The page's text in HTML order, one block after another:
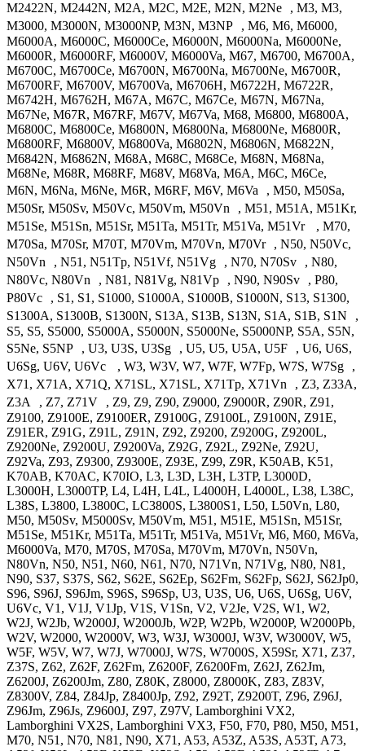
M2422N, M2442N, M2A, M2C, M2E, M2N, M2Ne , M3, M3,
M3000, M3000N, M3000NP, M3N, M3NP , M6, M6, M6000,
M6000A, M6000C, M6000Ce, M6000N, M6000Na, M6000Ne,
M6000R, M6000RF, M6000V, M6000Va, M67, M6700, M6700A,
M6700C, M6700Ce, M6700N, M6700Na, M6700Ne, M6700R,
M6700RF, M6700V, M6700Va, M6706H, M6722H, M6722R,
M6742H, M6762H, M67A, M67C, M67Ce, M67N, M67Na,
M67Ne, M67R, M67RF, M67V, M67Va, M68, M6800, M6800A,
M6800C, M6800Ce, M6800N, M6800Na, M6800Ne, M6800R,
M6800RF, M6800V, M6800Va, M6802N, M6806N, M6822N,
M6842N, M6862N, M68A, M68C, M68Ce, M68N, M68Na,
M68Ne, M68R, M68RF, M68V, M68Va, M6A, M6C, M6Ce,
M6N, M6Na, M6Ne, M6R, M6RF, M6V, M6Va , M50, M50Sa,
M50Sr, M50Sv, M50Vc, M50Vm, M50Vn , M51, M51A, M51Kr,
M51Se, M51Sn, M51Sr, M51Ta, M51Tr, M51Va, M51Vr , M70,
M70Sa, M70Sr, M70T, M70Vm, M70Vn, M70Vr , N50, N50Vc,
N50Vn , N51, N51Tp, N51Vf, N51Vg , N70, N70Sv , N80,
N80Vc, N80Vn , N81, N81Vg, N81Vp , N90, N90Sv , P80,
P80Vc , S1, S1, S1000, S1000A, S1000B, S1000N, S13, S1300,
S1300A, S1300B, S1300N, S13A, S13B, S13N, S1A, S1B, S1N ,
S5, S5, S5000, S5000A, S5000N, S5000Ne, S5000NP, S5A, S5N,
S5Ne, S5NP , U3, U3S, U3Sg , U5, U5, U5A, U5F , U6, U6S,
U6Sg, U6V, U6Vc , W3, W3V, W7, W7F, W7Fp, W7S, W7Sg ,
X71, X71A, X71Q, X71SL, X71SL, X71Tp, X71Vn , Z3, Z33A,
Z3A , Z7, Z71V , Z9, Z9, Z90, Z9000, Z9000R, Z90R, Z91,
Z9100, Z9100E, Z9100ER, Z9100G, Z9100L, Z9100N, Z91E,
Z91ER, Z91G, Z91L, Z91N, Z92, Z9200, Z9200G, Z9200L,
Z9200Ne, Z9200U, Z9200Va, Z92G, Z92L, Z92Ne, Z92U,
Z92Va, Z93, Z9300, Z9300E, Z93E, Z99, Z9R, K50AB, K51,
K70AB, K70AC, K70IO, L3, L3D, L3H, L3TP, L3000D,
L3000H, L3000TP, L4, L4H, L4L, L4000H, L4000L, L38, L38C,
L38S, L3800, L3800C, LC3800S, L3800S1, L50, L50Vn, L80,
M50, M50Sv, M5000Sv, M50Vm, M51, M51E, M51Sn, M51Sr,
M51Se, M51Kr, M51Ta, M51Tr, M51Va, M51Vr, M6, M60, M6Va,
M6000Va, M70, M70S, M70Sa, M70Vm, M70Vn, N50Vn,
N80Vn, N50, N51, N60, N61, N70, N71Vn, N71Vg, N80, N81,
N90, S37, S37S, S62, S62E, S62Ep, S62Fm, S62Fp, S62J, S62Jp0,
S96, S96J, S96Jm, S96S, S96Sp, U3, U3S, U6, U6S, U6Sg, U6V,
U6Vc, V1, V1J, V1Jp, V1S, V1Sn, V2, V2Je, V2S, W1, W2,
W2J, W2Jb, W2000J, W2000Jb, W2P, W2Pb, W2000P, W2000Pb,
W2V, W2000, W2000V, W3, W3J, W3000J, W3V, W3000V, W5,
W5F, W5V, W7, W7J, W7000J, W7S, W7000S, X59Sr, X71, Z37,
Z37S, Z62, Z62F, Z62Fm, Z6200F, Z6200Fm, Z62J, Z62Jm,
Z6200J, Z6200Jm, Z80, Z80K, Z8000, Z8000K, Z83, Z83V,
Z8300V, Z84, Z84Jp, Z8400Jp, Z92, Z92T, Z9200T, Z96, Z96J,
Z96Jm, Z96Js, Z9600J, Z97, Z97V, Lamborghini VX2,
Lamborghini VX2S, Lamborghini VX3, F50, F70, P80, M50, M51,
M70, N51, N70, N81, N90, X71, A53, A53Z, A53S, A53T, A73,